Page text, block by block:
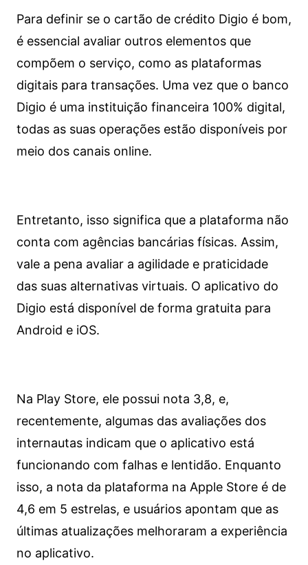
Para definir se o cartão de crédito Digio é bom,
é essencial avaliar outros elementos que
compõem o serviço, como as plataformas
digitais para transações. Uma vez que o banco
Digio é uma instituição financeira 100% digital,
todas as suas operações estão disponíveis por
meio dos canais online.
Entretanto, isso significa que a plataforma não
conta com agências bancárias físicas. Assim,
vale a pena avaliar a agilidade e praticidade
das suas alternativas virtuais. O aplicativo do
Digio está disponível de forma gratuita para
Android e iOS.
Na Play Store, ele possui nota 3,8, e,
recentemente, algumas das avaliações dos
internautas indicam que o aplicativo está
funcionando com falhas e lentidão. Enquanto
isso, a nota da plataforma na Apple Store é de
4,6 em 5 estrelas, e usuários apontam que as
últimas atualizações melhoraram a experiência
no aplicativo.